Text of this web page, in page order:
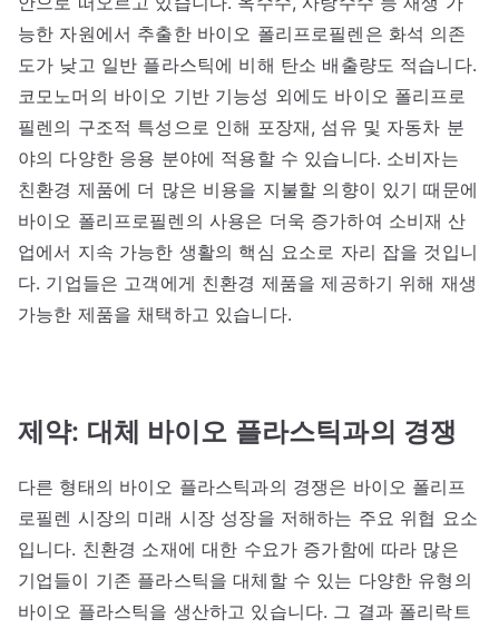
능한 자원에서 추출한 바이오 폴리프로필렌은 화석 의존
도가 낮고 일반 플라스틱에 비해 탄소 배출량도 적습니다.
코모노머의 바이오 기반 기능성 외에도 바이오 폴리프로
필렌의 구조적 특성으로 인해 포장재, 섬유 및 자동차 분
야의 다양한 응용 분야에 적용할 수 있습니다. 소비자는
친환경 제품에 더 많은 비용을 지불할 의향이 있기 때문에
바이오 폴리프로필렌의 사용은 더욱 증가하여 소비재 산
업에서 지속 가능한 생활의 핵심 요소로 자리 잡을 것입니
다. 기업들은 고객에게 친환경 제품을 제공하기 위해 재생
가능한 제품을 채택하고 있습니다.
제약: 대체 바이오 플라스틱과의 경쟁
다른 형태의 바이오 플라스틱과의 경쟁은 바이오 폴리프
로필렌 시장의 미래 시장 성장을 저해하는 주요 위협 요소
입니다. 친환경 소재에 대한 수요가 증가함에 따라 많은
기업들이 기존 플라스틱을 대체할 수 있는 다양한 유형의
바이오 플라스틱을 생산하고 있습니다. 그 결과 폴리락트